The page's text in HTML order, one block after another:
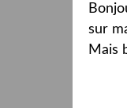
sur
Mais